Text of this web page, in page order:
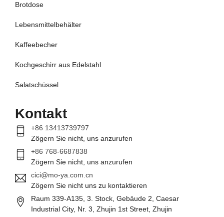
Brotdose
Lebensmittelbehälter
Kaffeebecher
Kochgeschirr aus Edelstahl
Salatschüssel
Kontakt
+86 13413739797
Zögern Sie nicht, uns anzurufen
+86 768-6687838
Zögern Sie nicht, uns anzurufen
cici@mo-ya.com.cn
Zögern Sie nicht uns zu kontaktieren
Raum 339-A135, 3. Stock, Gebäude 2, Caesar
Industrial City, Nr. 3, Zhujin 1st Street, Zhujin